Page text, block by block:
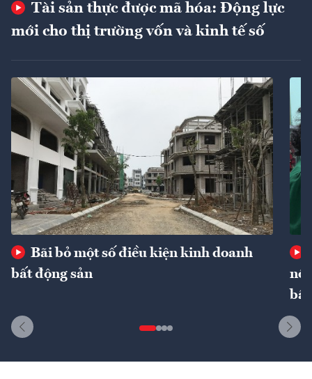
Tài sản thực được mã hóa: Động lực
mới cho thị trường vốn và kinh tế số
Bãi bỏ một số điều kiện kinh doanh
bất động sản